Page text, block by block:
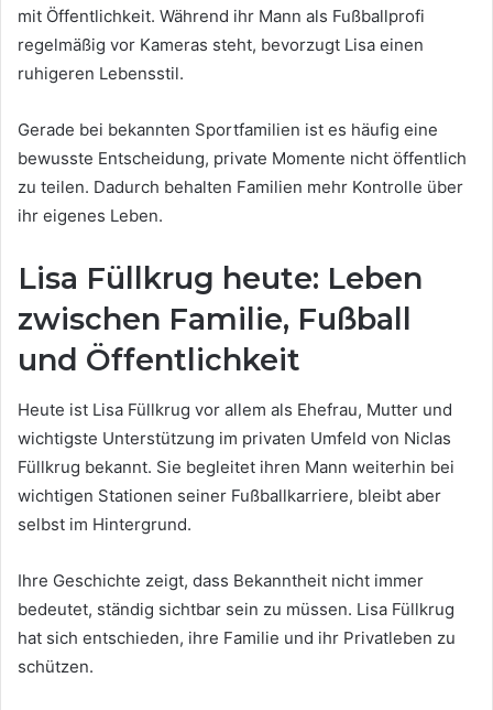
mit Öffentlichkeit. Während ihr Mann als Fußballprofi
regelmäßig vor Kameras steht, bevorzugt Lisa einen
ruhigeren Lebensstil.
Gerade bei bekannten Sportfamilien ist es häufig eine
bewusste Entscheidung, private Momente nicht öffentlich
zu teilen. Dadurch behalten Familien mehr Kontrolle über
ihr eigenes Leben.
Lisa Füllkrug heute: Leben
zwischen Familie, Fußball
und Öffentlichkeit
Heute ist Lisa Füllkrug vor allem als Ehefrau, Mutter und
wichtigste Unterstützung im privaten Umfeld von Niclas
Füllkrug bekannt. Sie begleitet ihren Mann weiterhin bei
wichtigen Stationen seiner Fußballkarriere, bleibt aber
selbst im Hintergrund.
Ihre Geschichte zeigt, dass Bekanntheit nicht immer
bedeutet, ständig sichtbar sein zu müssen. Lisa Füllkrug
hat sich entschieden, ihre Familie und ihr Privatleben zu
schützen.